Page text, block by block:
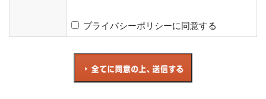
プライバシーポリシーに同意する